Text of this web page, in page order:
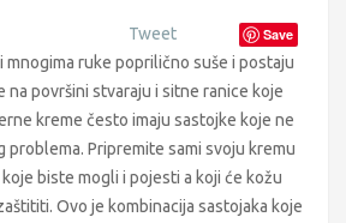
Tweet Save
mnogima ruke poprilično suše i postaju
na površini stvaraju i sitne ranice koje
kreme često imaju sastojke koje ne
problema. Pripremite sami svoju kremu
biste mogli i pojesti a koji će kožu
Ovo je kombinacija sastojaka koje